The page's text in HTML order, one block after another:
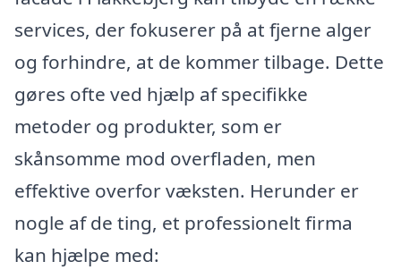
services, der fokuserer på at fjerne alger
og forhindre, at de kommer tilbage. Dette
gøres ofte ved hjælp af specifikke
metoder og produkter, som er
skånsomme mod overfladen, men
effektive overfor væksten. Herunder er
nogle af de ting, et professionelt firma
kan hjælpe med: